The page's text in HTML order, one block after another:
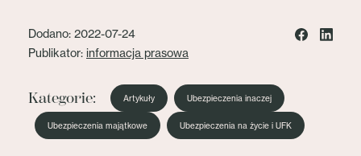
Dodano: 2022-07-24
Publikator: informacja prasowa
Kategorie: Artykuły Ubezpieczenia inaczej
Ubezpieczenia majątkowe Ubezpieczenia na życie i UFK